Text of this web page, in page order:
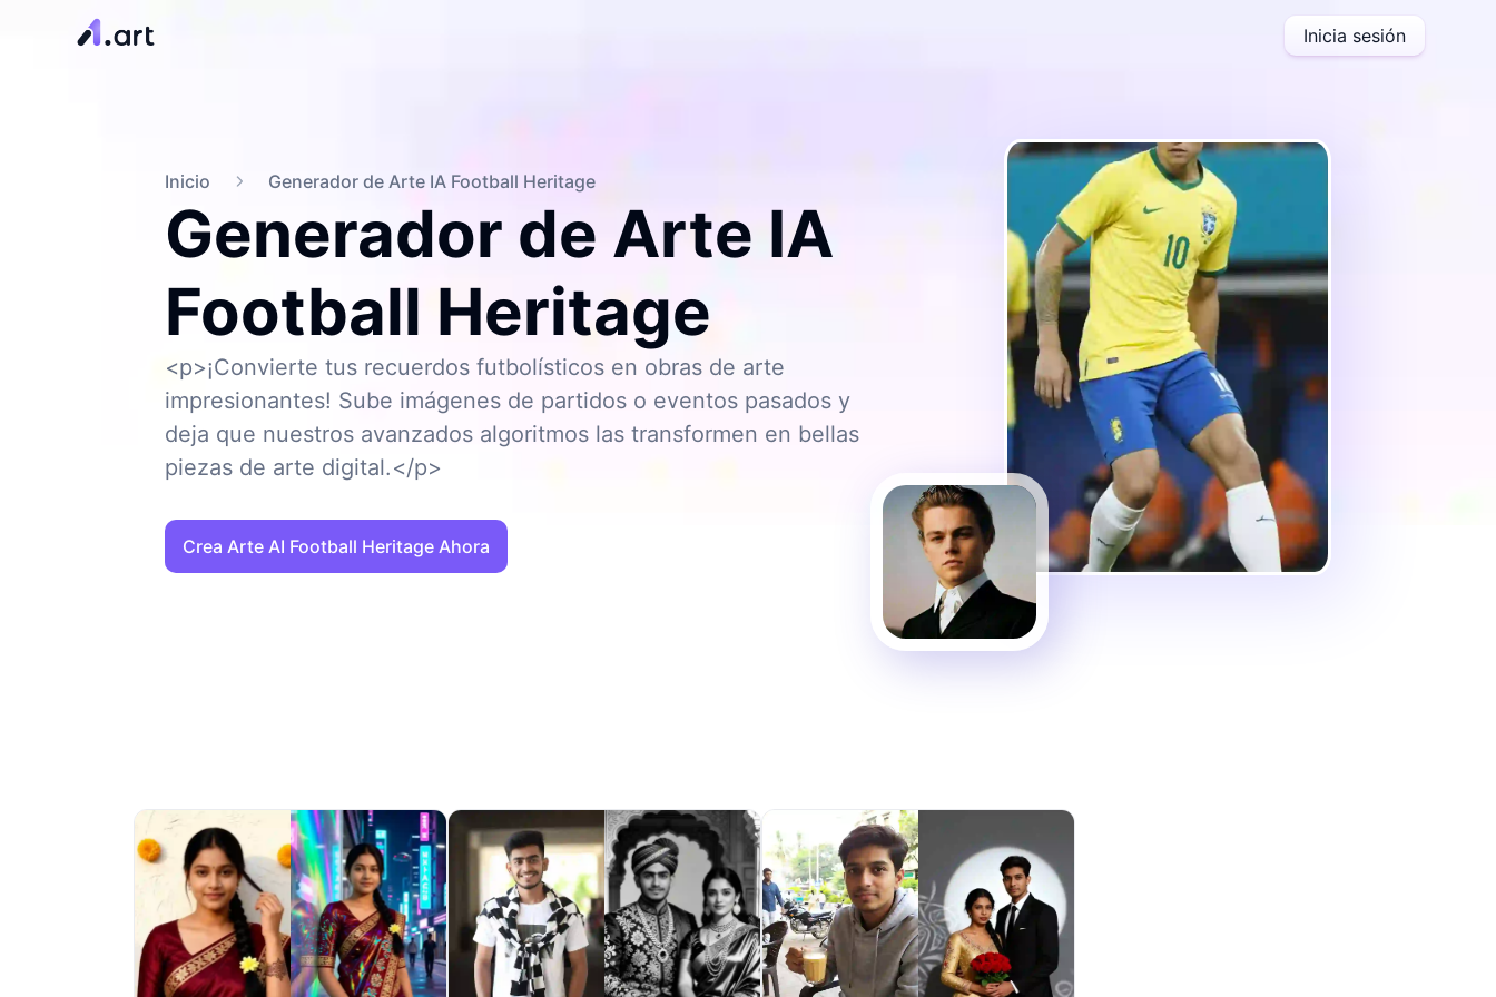
Inicia sesión
Inicio Generador de Arte IA Football Heritage
Generador de Arte IA
Football Heritage
<p>¡Convierte tus recuerdos futbolísticos en obras de arte
impresionantes! Sube imágenes de partidos o eventos pasados y
deja que nuestros avanzados algoritmos las transformen en bellas
piezas de arte digital.</p>
Crea Arte AI Football Heritage Ahora